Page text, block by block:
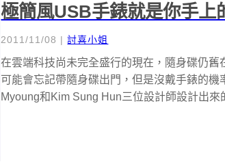
極簡風USB手錶就是你手上
2011/11/08 |討喜小姐
在雲端科技尚未完全盛行的現在，隨身碟仍
可能會忘記帶隨身碟出門，但是沒戴手錶的
Myoung和Kim Sung Hun三位設計師設計出來